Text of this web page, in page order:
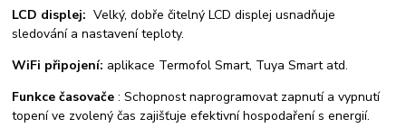
LCD displej: Velký, dobře čitelný LCD displej usnadňuje
sledování a nastavení teploty.
WiFi připojení: aplikace Termofol Smart, Tuya Smart atd.
Funkce časovače : Schopnost naprogramovat zapnutí a vypnutí
topení ve zvolený čas zajišťuje efektivní hospodaření s energií.